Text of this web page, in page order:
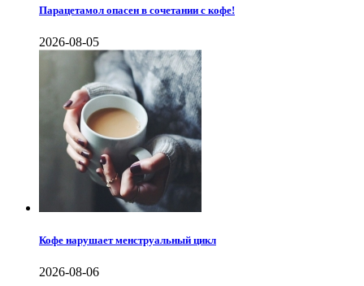
Парацетамол опасен в сочетании с кофе!
2026-08-05
Кофе нарушает менструальный цикл
2026-08-06